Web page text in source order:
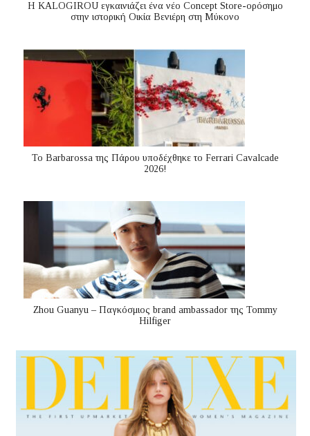
Η KALOGIROU εγκαινιάζει ένα νέο Concept Store-ορόσημο
στην ιστορική Οικία Βενιέρη στη Μύκονο
Το Barbarossa της Πάρου υποδέχθηκε το Ferrari Cavalcade
2026!
Zhou Guanyu – Παγκόσμιος brand ambassador της Tommy
Hilfiger